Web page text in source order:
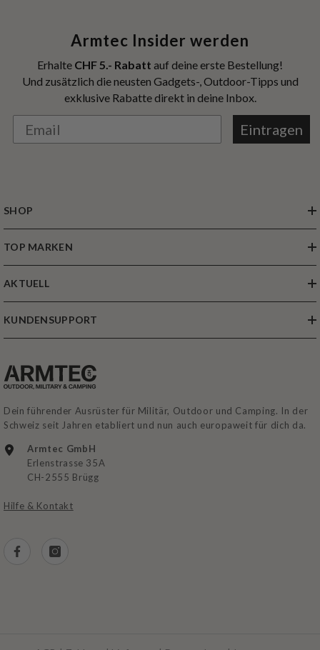
Armtec Insider werden
Erhalte CHF 5.- Rabatt auf deine erste Bestellung!
Und zusätzlich die neusten Gadgets-, Outdoor-Tipps und
exklusive Rabatte direkt in deine Inbox.
Eintragen
SHOP
TOP MARKEN
AKTUELL
KUNDENSUPPORT
Dein führender Ausrüster für Militär, Outdoor und Camping. In der
Schweiz seit Jahren etabliert und nun auch europaweit für dich da.
Armtec GmbH
Erlenstrasse 35A
CH-2555 Brügg
Hilfe & Kontakt